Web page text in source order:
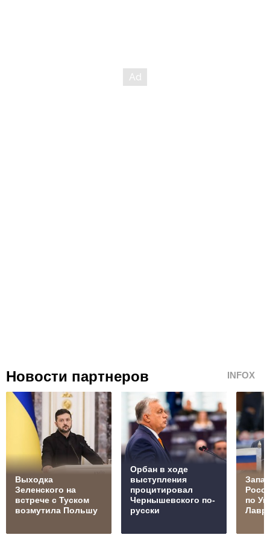
Новости партнеров INFOX
Выходка
Зеленского на
встрече с Туском
возмутила Польшу
Орбан в ходе
выступления
процитировал
Чернышевского по-
русски
по